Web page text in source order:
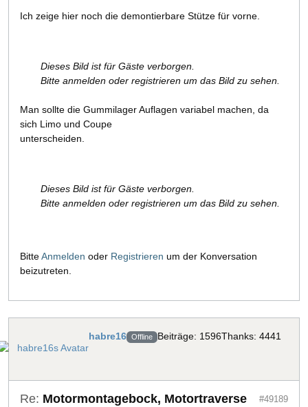
Ich zeige hier noch die demontierbare Stütze für vorne.
Dieses Bild ist für Gäste verborgen.
Bitte anmelden oder registrieren um das Bild zu sehen.
Man sollte die Gummilager Auflagen variabel machen, da
sich Limo und Coupe
unterscheiden.
Dieses Bild ist für Gäste verborgen.
Bitte anmelden oder registrieren um das Bild zu sehen.
BitteAnmelden oder Registrieren um der Konversation
beizutreten.
habre16 Offline Beiträge: 1596Thanks: 4441
Re: Motormontagebock, Motortraverse #49189